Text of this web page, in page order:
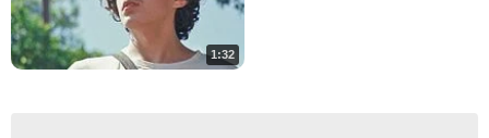
Montguyon
Pons
1:32